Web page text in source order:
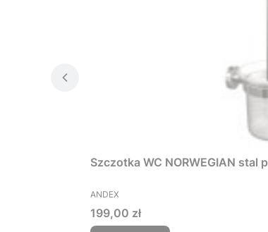
Szczotka WC NORWEGIAN
PRODUCENT
ANDEX
Cena
199,00 zł